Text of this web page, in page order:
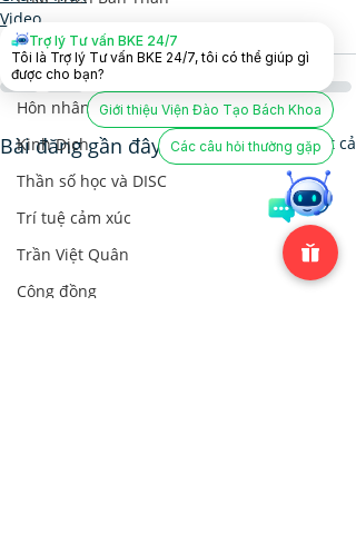
Nhân Tướng Học
Lãnh Đạo Doanh Nghiệp
Hôn nhân và Dạy con
Kinh Dịch
Thần số học và DISC
Trí tuệ cảm xúc
Trần Việt Quân
Cộng đồng
Video
Phát Triển Bản Thân
Bài đăng gần đây Xem tất cả
Trợ lý Tư vấn BKE 24/7
Tôi là Trợ lý Tư vấn BKE 24/7, tôi có thể giúp gì
được cho bạn?
Giới thiệu Viện Đào Tạo Bách Khoa
Các câu hỏi thường gặp